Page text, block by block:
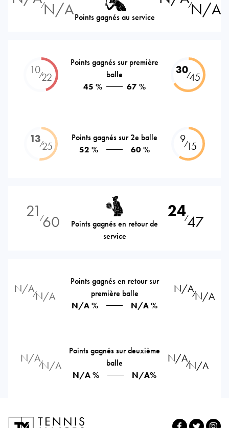
⁄N/APoints gagnés au service
⁄N/A
10⁄22
Points gagnés sur première
balle
45 %
67 %
30⁄45
13⁄25
Points gagnés sur 2e balle
52 %
60 %
9⁄15
21 ⁄60
Points gagnés en retour de
service
24⁄47
N/A⁄N/A
Points gagnés en retour sur
première balle
N/A %
N/A %
N/A⁄N/A
N/A⁄N/A
Points gagnés sur deuxième
balle
N/A %
N/A%
N/A⁄N/A